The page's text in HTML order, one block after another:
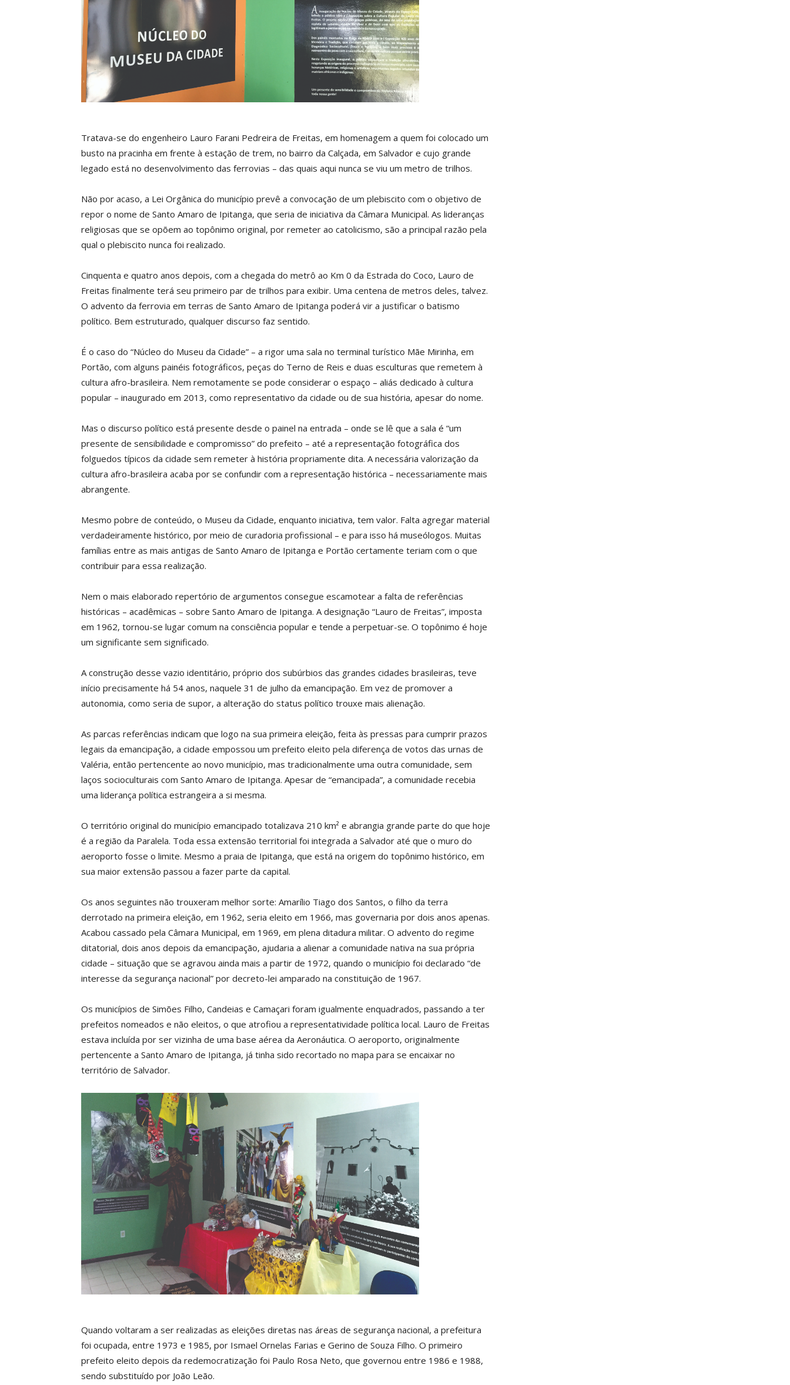
Tratava-se do engenheiro Lauro Farani Pedreira de Freitas, em homenagem a quem foi colocado um
busto na pracinha em frente à estação de trem, no bairro da Calçada, em Salvador e cujo grande
legado está no desenvolvimento das ferrovias – das quais aqui nunca se viu um metro de trilhos.
Não por acaso, a Lei Orgânica do município prevê a convocação de um plebiscito com o objetivo de
repor o nome de Santo Amaro de Ipitanga, que seria de iniciativa da Câmara Municipal. As lideranças
religiosas que se opõem ao topônimo original, por remeter ao catolicismo, são a principal razão pela
qual o plebiscito nunca foi realizado.
Cinquenta e quatro anos depois, com a chegada do metrô ao Km 0 da Estrada do Coco, Lauro de
Freitas finalmente terá seu primeiro par de trilhos para exibir. Uma centena de metros deles, talvez.
O advento da ferrovia em terras de Santo Amaro de Ipitanga poderá vir a justificar o batismo
político. Bem estruturado, qualquer discurso faz sentido.
É o caso do “Núcleo do Museu da Cidade” – a rigor uma sala no terminal turístico Mãe Mirinha, em
Portão, com alguns painéis fotográficos, peças do Terno de Reis e duas esculturas que remetem à
cultura afro-brasileira. Nem remotamente se pode considerar o espaço – aliás dedicado à cultura
popular – inaugurado em 2013, como representativo da cidade ou de sua história, apesar do nome.
Mas o discurso político está presente desde o painel na entrada – onde se lê que a sala é “um
presente de sensibilidade e compromisso” do prefeito – até a representação fotográfica dos
folguedos típicos da cidade sem remeter à história propriamente dita. A necessária valorização da
cultura afro-brasileira acaba por se confundir com a representação histórica – necessariamente mais
abrangente.
Mesmo pobre de conteúdo, o Museu da Cidade, enquanto iniciativa, tem valor. Falta agregar material
verdadeiramente histórico, por meio de curadoria profissional – e para isso há museólogos. Muitas
famílias entre as mais antigas de Santo Amaro de Ipitanga e Portão certamente teriam com o que
contribuir para essa realização.
Nem o mais elaborado repertório de argumentos consegue escamotear a falta de referências
históricas – acadêmicas – sobre Santo Amaro de Ipitanga. A designação “Lauro de Freitas”, imposta
em 1962, tornou-se lugar comum na consciência popular e tende a perpetuar-se. O topônimo é hoje
um significante sem significado.
A construção desse vazio identitário, próprio dos subúrbios das grandes cidades brasileiras, teve
início precisamente há 54 anos, naquele 31 de julho da emancipação. Em vez de promover a
autonomia, como seria de supor, a alteração do status político trouxe mais alienação.
As parcas referências indicam que logo na sua primeira eleição, feita às pressas para cumprir prazos
legais da emancipação, a cidade empossou um prefeito eleito pela diferença de votos das urnas de
Valéria, então pertencente ao novo município, mas tradicionalmente uma outra comunidade, sem
laços socioculturais com Santo Amaro de Ipitanga. Apesar de “emancipada”, a comunidade recebia
uma liderança política estrangeira a si mesma.
O território original do município emancipado totalizava 210 km² e abrangia grande parte do que hoje
é a região da Paralela. Toda essa extensão territorial foi integrada a Salvador até que o muro do
aeroporto fosse o limite. Mesmo a praia de Ipitanga, que está na origem do topônimo histórico, em
sua maior extensão passou a fazer parte da capital.
Os anos seguintes não trouxeram melhor sorte: Amarílio Tiago dos Santos, o filho da terra
derrotado na primeira eleição, em 1962, seria eleito em 1966, mas governaria por dois anos apenas.
Acabou cassado pela Câmara Municipal, em 1969, em plena ditadura militar. O advento do regime
ditatorial, dois anos depois da emancipação, ajudaria a alienar a comunidade nativa na sua própria
cidade – situação que se agravou ainda mais a partir de 1972, quando o município foi declarado “de
interesse da segurança nacional” por decreto-lei amparado na constituição de 1967.
Os municípios de Simões Filho, Candeias e Camaçari foram igualmente enquadrados, passando a ter
prefeitos nomeados e não eleitos, o que atrofiou a representatividade política local. Lauro de Freitas
estava incluída por ser vizinha de uma base aérea da Aeronáutica. O aeroporto, originalmente
pertencente a Santo Amaro de Ipitanga, já tinha sido recortado no mapa para se encaixar no
território de Salvador.
Quando voltaram a ser realizadas as eleições diretas nas áreas de segurança nacional, a prefeitura
foi ocupada, entre 1973 e 1985, por Ismael Ornelas Farias e Gerino de Souza Filho. O primeiro
prefeito eleito depois da redemocratização foi Paulo Rosa Neto, que governou entre 1986 e 1988,
sendo substituído por João Leão.